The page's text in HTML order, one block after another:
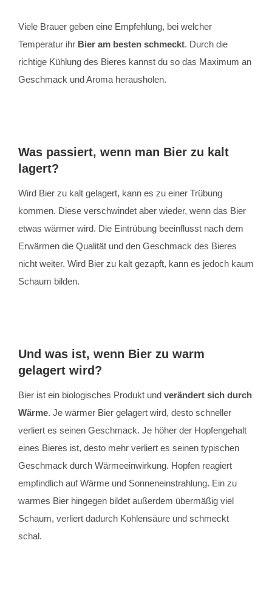
Viele Brauer geben eine Empfehlung, bei welcher
Temperatur ihr Bier am besten schmeckt. Durch die
richtige Kühlung des Bieres kannst du so das Maximum an
Geschmack und Aroma herausholen.
Was passiert, wenn man Bier zu kalt
lagert?
Wird Bier zu kalt gelagert, kann es zu einer Trübung
kommen. Diese verschwindet aber wieder, wenn das Bier
etwas wärmer wird. Die Eintrübung beeinflusst nach dem
Erwärmen die Qualität und den Geschmack des Bieres
nicht weiter. Wird Bier zu kalt gezapft, kann es jedoch kaum
Schaum bilden.
Und was ist, wenn Bier zu warm
gelagert wird?
Bier ist ein biologisches Produkt und verändert sich durch
Wärme. Je wärmer Bier gelagert wird, desto schneller
verliert es seinen Geschmack. Je höher der Hopfengehalt
eines Bieres ist, desto mehr verliert es seinen typischen
Geschmack durch Wärmeeinwirkung. Hopfen reagiert
empfindlich auf Wärme und Sonneneinstrahlung. Ein zu
warmes Bier hingegen bildet außerdem übermäßig viel
Schaum, verliert dadurch Kohlensäure und schmeckt
schal.